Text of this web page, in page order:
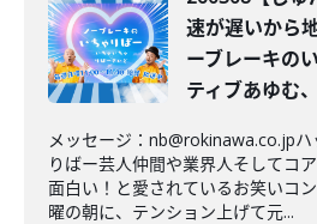
速が遅いから
ーブレーキの
ティブあゆむ
メッセージ：nb@rokinawa.co.jp
りばー芸人仲間や業界人そしてコ
面白い！と愛されているお笑いコ
曜の朝に、テンション上げて元...